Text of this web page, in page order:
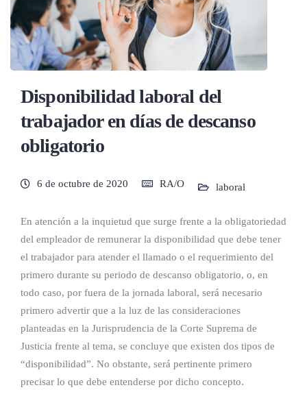
Disponibilidad laboral del
trabajador en días de descanso
obligatorio
6 de octubre de 2020 RA/O laboral
En atención a la inquietud que surge frente a la obligatoriedad
del empleador de remunerar la disponibilidad que debe tener
el trabajador para atender el llamado o el requerimiento del
primero durante su periodo de descanso obligatorio, o, en
todo caso, por fuera de la jornada laboral, será necesario
primero advertir que a la luz de las consideraciones
planteadas en la Jurisprudencia de la Corte Suprema de
Justicia frente al tema, se concluye que existen dos tipos de
“disponibilidad”. No obstante, será pertinente primero
precisar lo que debe entenderse por dicho concepto.